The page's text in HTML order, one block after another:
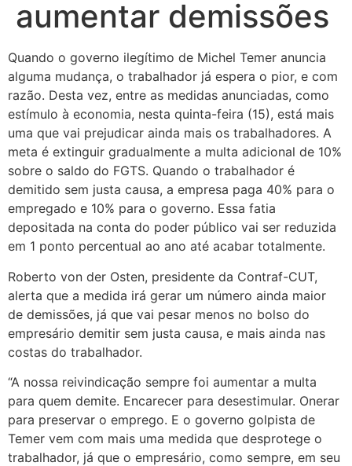
aumentar demissões
Quando o governo ilegítimo de Michel Temer anuncia
alguma mudança, o trabalhador já espera o pior, e com
razão. Desta vez, entre as medidas anunciadas, como
estímulo à economia, nesta quinta-feira (15), está mais
uma que vai prejudicar ainda mais os trabalhadores. A
meta é extinguir gradualmente a multa adicional de 10%
sobre o saldo do FGTS. Quando o trabalhador é
demitido sem justa causa, a empresa paga 40% para o
empregado e 10% para o governo. Essa fatia
depositada na conta do poder público vai ser reduzida
em 1 ponto percentual ao ano até acabar totalmente.
Roberto von der Osten, presidente da Contraf-CUT,
alerta que a medida irá gerar um número ainda maior
de demissões, já que vai pesar menos no bolso do
empresário demitir sem justa causa, e mais ainda nas
costas do trabalhador.
“A nossa reivindicação sempre foi aumentar a multa
para quem demite. Encarecer para desestimular. Onerar
para preservar o emprego. E o governo golpista de
Temer vem com mais uma medida que desprotege o
trabalhador, já que o empresário, como sempre, em seu